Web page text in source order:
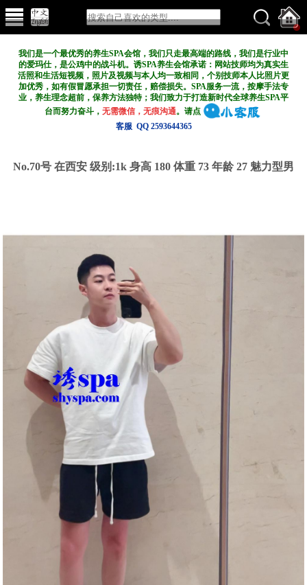
我们是一个最优秀的养生SPA会馆，我们只走最高端的路线，我们是行业中
的爱玛仕，是公鸡中的战斗机。诱SPA养生会馆承诺：网站技师均为真实生
活照和生活短视频，照片及视频与本人均一致相同，个别技师本人比照片更
加优秀，如有假冒愿承担一切责任，赔偿损失。SPA服务一流，按摩手法专
业，养生理念超前，保养方法独特；我们致力于打造新时代全球养生SPA平
台而努力奋斗，无需微信，无痕沟通。请点
客服 QQ 2593644365
No.70号 在西安 级别:1k 身高 180 体重 73 年龄 27 魅力型男